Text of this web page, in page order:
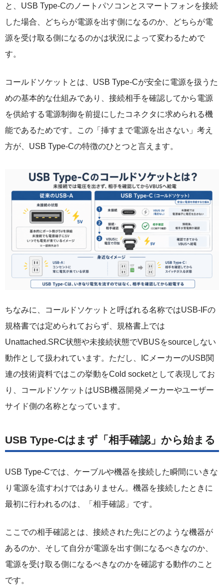
と、USB Type-Cのノートパソコンとスマートフォンを接続
した場合、どちらが電源を出す側になるのか、どちらが電
源を受け取る側になるのかは状況によって変わるためで
す。
コールドソケットとは、USB Type-Cが安全に電源を扱うた
めの基本的な仕組みであり、接続相手を確認してから電源
を供給する電源制御を前提にしたコネクタに求められる機
能であるためです。この「挿すまで電源を出さない」考え
方が、USB Type-Cの特徴のひとつと言えます。
ちなみに、コールドソケットと呼ばれる名称ではUSB-IFの
規格書では定められておらず、規格書上では
Unattached.SRC状態や未接続状態でVBUSをsourceしない
動作として扱われています。ただし、ICメーカーのUSB関
連の技術資料ではこの挙動をCold socketとして表現してお
り、コールドソケットはUSB機器開発メーカーやユーザー
サイド側の名称となっています。
USB Type-Cはまず「相手確認」から始まる
USB Type-Cでは、ケーブルや機器を接続した瞬間にいきな
り電源を流すわけではありません。機器を接続したときに
最初に行われるのは、「相手確認」です。
ここでの相手確認とは、接続された先にどのような機器が
あるのか、そして自分が電源を出す側になるべきなのか、
電源を受け取る側になるべきなのかを確認する動作のこと
です。